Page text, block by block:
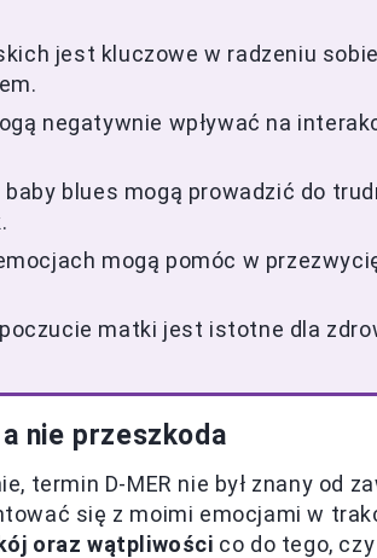
jest kluczowe w radzeniu
negatywnie wpływać na
baby blues mogą prowadzić do
mogą pomóc w
matki jest istotne dla
nie przeszkoda
termin D-MER nie był znany od
się z moimi emocjami w
oraz wątpliwości co do tego,